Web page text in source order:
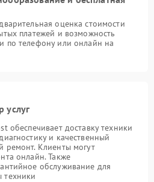
оценка стоимости
платежей и возможность
по телефону или онлайн на
услуг
обеспечивает доставку техники
и качественный
ремонт. Клиенты могут
онлайн. Также
обслуживание для
техники